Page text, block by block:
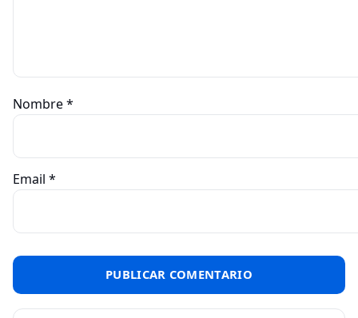
Nombre*
Email *